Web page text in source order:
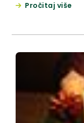
zaključkom i koje
Pročitaj više